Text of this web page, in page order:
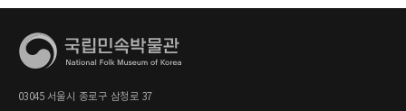
03045 서울시 종로구 삼청로 37